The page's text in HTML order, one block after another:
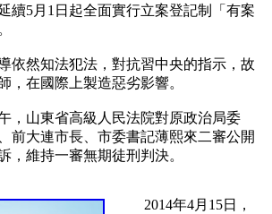
續5月1日起全面實行立案登記制「有案
依然知法犯法，對抗習中央的指示，故
，在國際上製造惡劣影響。
，山東省高級人民法院對原政治局委
前大連市長、市委書記薄熙來二審公開
，維持一審無期徒刑判決。
2014年4月15日，